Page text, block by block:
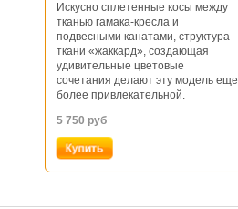
Искусно сплетенные косы между
тканью гамака-кресла и
подвесными канатами, структура
ткани «жаккард», создающая
удивительные цветовые
сочетания делают эту модель еще
более привлекательной.
5 750 руб